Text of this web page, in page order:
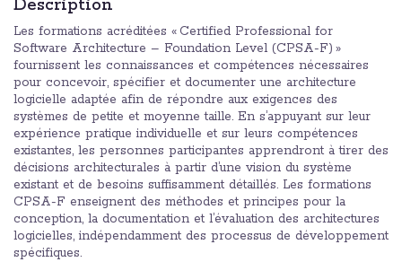
Description
Les formations acréditées « Certified Professional for
Software Architecture – Foundation Level (CPSA-F) »
fournissent les connaissances et compétences nécessaires
pour concevoir, spécifier et documenter une architecture
logicielle adaptée afin de répondre aux exigences des
systèmes de petite et moyenne taille. En s’appuyant sur leur
expérience pratique individuelle et sur leurs compétences
existantes, les personnes participantes apprendront à tirer des
décisions architecturales à partir d’une vision du système
existant et de besoins suffisamment détaillés. Les formations
CPSA-F enseignent des méthodes et principes pour la
conception, la documentation et l’évaluation des architectures
logicielles, indépendamment des processus de développement
spécifiques.